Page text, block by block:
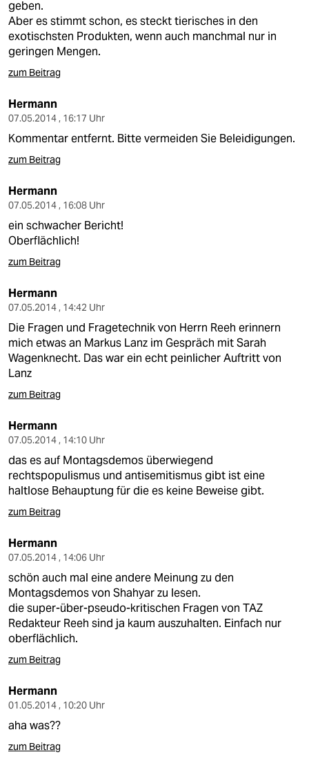
geben.
Aber es stimmt schon, es steckt tierisches in den
exotischsten Produkten, wenn auch manchmal nur in
geringen Mengen.
zum Beitrag
Hermann
07.05.2014 , 16:17 Uhr
Kommentar entfernt. Bitte vermeiden Sie Beleidigungen.
zum Beitrag
Hermann
07.05.2014 , 16:08 Uhr
ein schwacher Bericht!
Oberflächlich!
zum Beitrag
Hermann
07.05.2014 , 14:42 Uhr
Die Fragen und Fragetechnik von Herrn Reeh erinnern
mich etwas an Markus Lanz im Gespräch mit Sarah
Wagenknecht. Das war ein echt peinlicher Auftritt von
Lanz
zum Beitrag
Hermann
07.05.2014 , 14:10 Uhr
das es auf Montagsdemos überwiegend
rechtspopulismus und antisemitismus gibt ist eine
haltlose Behauptung für die es keine Beweise gibt.
zum Beitrag
Hermann
07.05.2014 , 14:06 Uhr
schön auch mal eine andere Meinung zu den
Montagsdemos von Shahyar zu lesen.
die super-über-pseudo-kritischen Fragen von TAZ
Redakteur Reeh sind ja kaum auszuhalten. Einfach nur
oberflächlich.
zum Beitrag
Hermann
01.05.2014 , 10:20 Uhr
aha was??
zum Beitrag